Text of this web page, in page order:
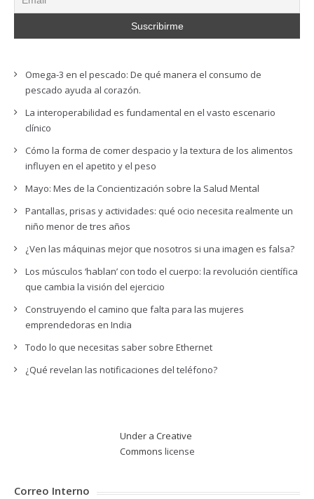
Omega-3 en el pescado: De qué manera el consumo de
pescado ayuda al corazón.
La interoperabilidad es fundamental en el vasto escenario
clínico
Cómo la forma de comer despacio y la textura de los alimentos
influyen en el apetito y el peso
Mayo: Mes de la Concientización sobre la Salud Mental
Pantallas, prisas y actividades: qué ocio necesita realmente un
niño menor de tres años
¿Ven las máquinas mejor que nosotros si una imagen es falsa?
Los músculos ‘hablan’ con todo el cuerpo: la revolución científica
que cambia la visión del ejercicio
Construyendo el camino que falta para las mujeres
emprendedoras en India
Todo lo que necesitas saber sobre Ethernet
¿Qué revelan las notificaciones del teléfono?
Under a Creative
Commons license
Correo Interno